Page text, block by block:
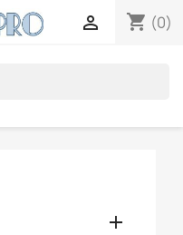
shopping_cart (0)

